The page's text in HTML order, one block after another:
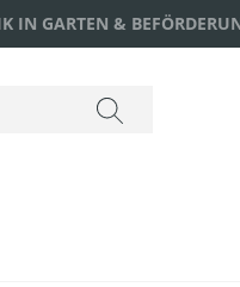
IN GARTEN &